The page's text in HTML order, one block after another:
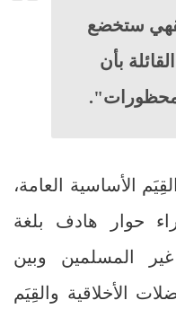
ستخضع
بأن
الأساسية العامة،
حوار هادف بلغة
المسلمين وبين
الأخلاقية والقِيَم